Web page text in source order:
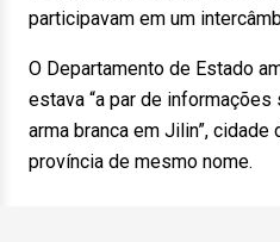
participavam em um
O Departamento de Estado
estava “a par de
arma branca em Jilin”, cidade
província de mesmo nome.